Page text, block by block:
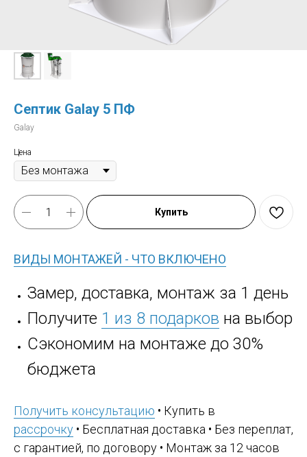
Септик Galay 5 ПФ
Galay
Цена
Купить
ВИДЫ МОНТАЖЕЙ - ЧТО ВКЛЮЧЕНО
Замер, доставка, монтаж за 1 день
Получите 1 из 8 подарков на выбор
Сэкономим на монтаже до 30%
бюджета
Получить консультацию • Купить в
рассрочку • Бесплатная доставка • Без переплат,
с гарантией, по договору • Монтаж за 12 часов